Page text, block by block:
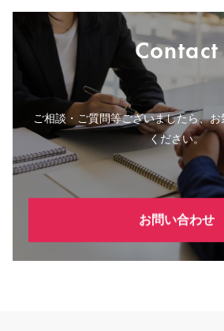
Contact
ご相談・ご質問等ございましたら、
ください。
お問い合わせ